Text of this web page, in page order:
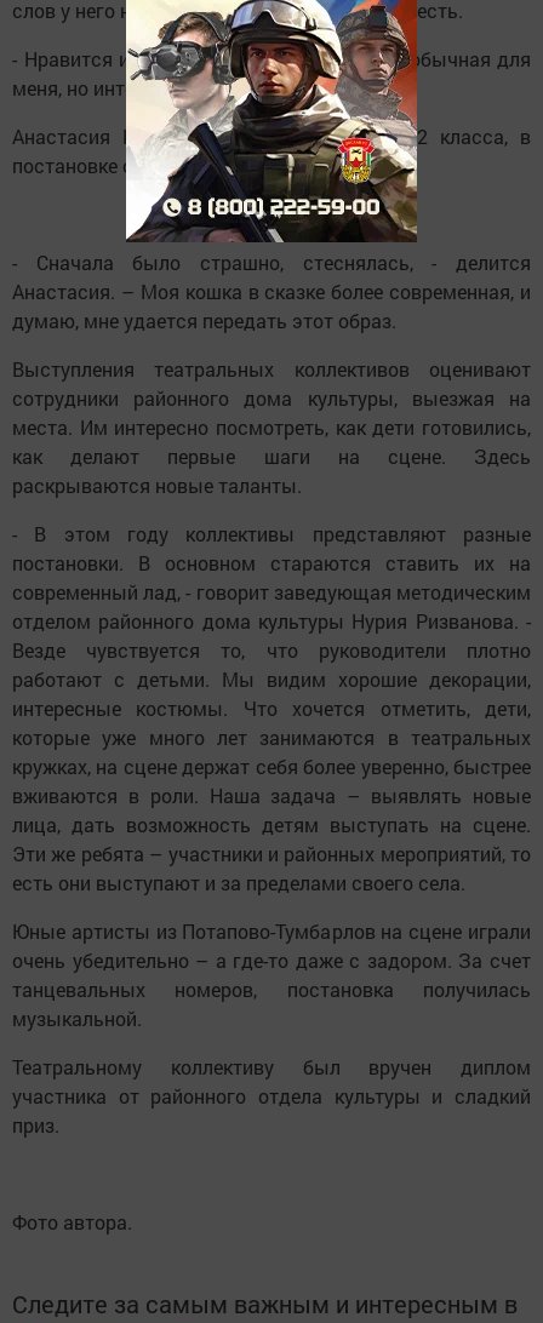
слов у него немного, но волнение все равно есть.
- Нравится играть на сцене, роль репки необычная для
меня, но интересно, - рассказывает Никита.
Анастасия Герасимова в коллективе со 2 класса, в
постановке она играет кошку.
- Сначала было страшно, стеснялась, - делится
Анастасия. – Моя кошка в сказке более современная, и
думаю, мне удается передать этот образ.
Выступления театральных коллективов оценивают
сотрудники районного дома культуры, выезжая на
места. Им интересно посмотреть, как дети готовились,
как делают первые шаги на сцене. Здесь
раскрываются новые таланты.
- В этом году коллективы представляют разные
постановки. В основном стараются ставить их на
современный лад, - говорит заведующая методическим
отделом районного дома культуры Нурия Ризванова. -
Везде чувствуется то, что руководители плотно
работают с детьми. Мы видим хорошие декорации,
интересные костюмы. Что хочется отметить, дети,
которые уже много лет занимаются в театральных
кружках, на сцене держат себя более уверенно, быстрее
вживаются в роли. Наша задача – выявлять новые
лица, дать возможность детям выступать на сцене.
Эти же ребята – участники и районных мероприятий, то
есть они выступают и за пределами своего села.
Юные артисты из Потапово-Тумбарлов на сцене играли
очень убедительно – а где-то даже с задором. За счет
танцевальных номеров, постановка получилась
музыкальной.
Театральному коллективу был вручен диплом
участника от районного отдела культуры и сладкий
приз.
Фото автора.
Следите за самым важным и интересным в